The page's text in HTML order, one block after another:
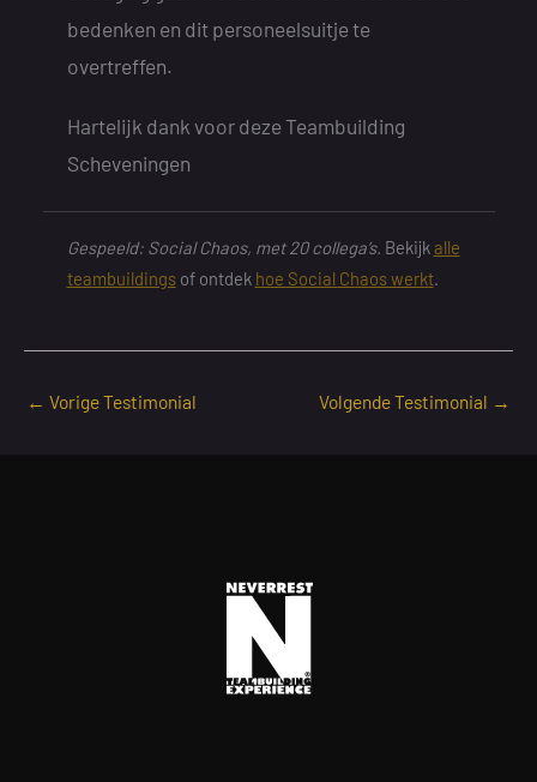
bedenken en dit personeelsuitje te
overtreffen.
Hartelijk dank voor deze Teambuilding
Scheveningen
Gespeeld: Social Chaos, met 20 collega’s. Bekijkalle
teambuildingsof ontdek hoe Social Chaos werkt.
← Vorige Testimonial Volgende Testimonial →